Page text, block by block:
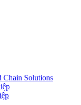
Chain Solutions